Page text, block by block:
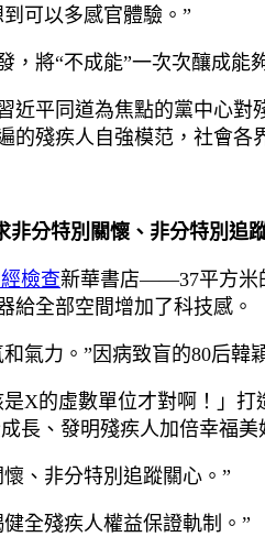
可以多感官體驗。”
，將“不成能”一次次釀成
近平同道為焦點的黨中心
殘疾人自強模范，社會
非分特別關懷、非分特別追
檢查新華書店——37平方米
給全部空間增加了科技感。
氣力。”因病致盲的80后韓
X的虛數單位才對啊！」
長、發明殘疾人加倍幸福美
、非分特別追蹤關心。”
全殘疾人權益保證軌制。”